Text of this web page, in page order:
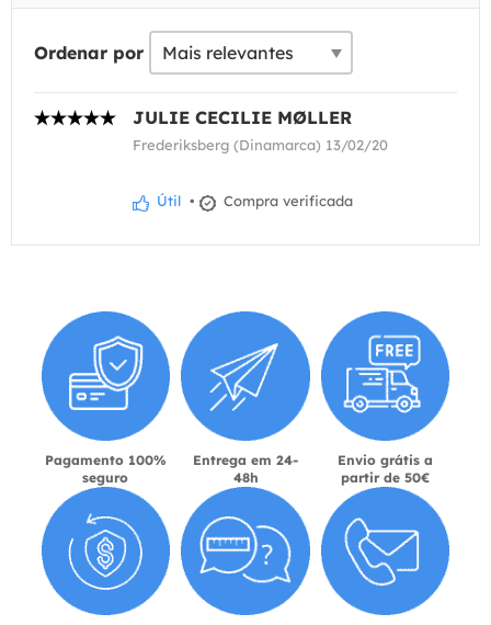
Ordenar por
JULIE CECILIE MØLLER
Frederiksberg (Dinamarca) 13/02/20
Útil • Compra verificada
Pagamento 100%
seguro
Entrega em 24-
48h
Envio grátis a
partir de 50€